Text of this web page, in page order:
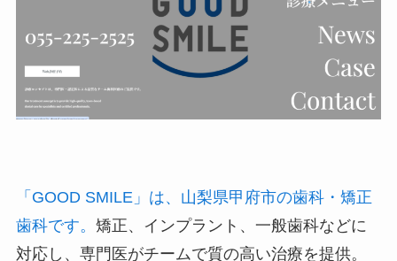
「GOOD SMILE」は、山梨県甲府市の歯科・矯正
歯科です。 矯正、インプラント、一般歯科などに
対応し、専門医がチームで質の高い治療を提供。